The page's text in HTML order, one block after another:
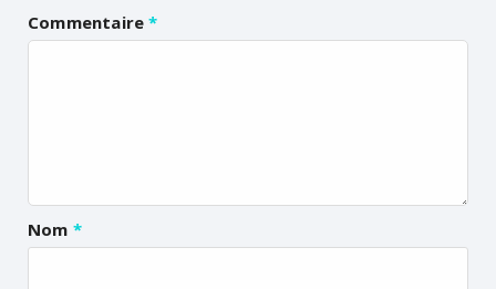
Commentaire*
Nom *